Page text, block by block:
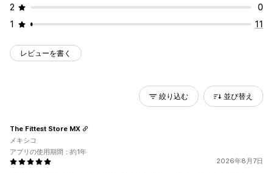
2
0
1
11
レビューを書く
絞り込む 並び替え
2026年8月7日
The Fittest Store MX
メキシコ
アプリの使用期間：約1年